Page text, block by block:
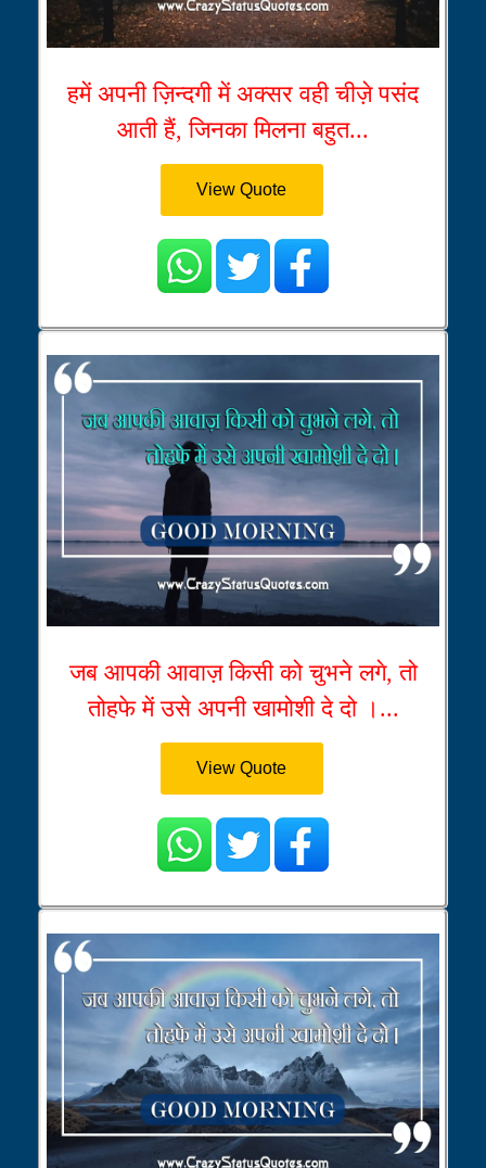
हमें अपनी ज़िन्दगी में अक्सर वही चीज़े पसंद
आती हैं, जिनका मिलना बहुत...
View Quote
जब आपकी आवाज़ किसी को चुभने लगे, तो
तोहफे में उसे अपनी खामोशी दे दो ।...
View Quote